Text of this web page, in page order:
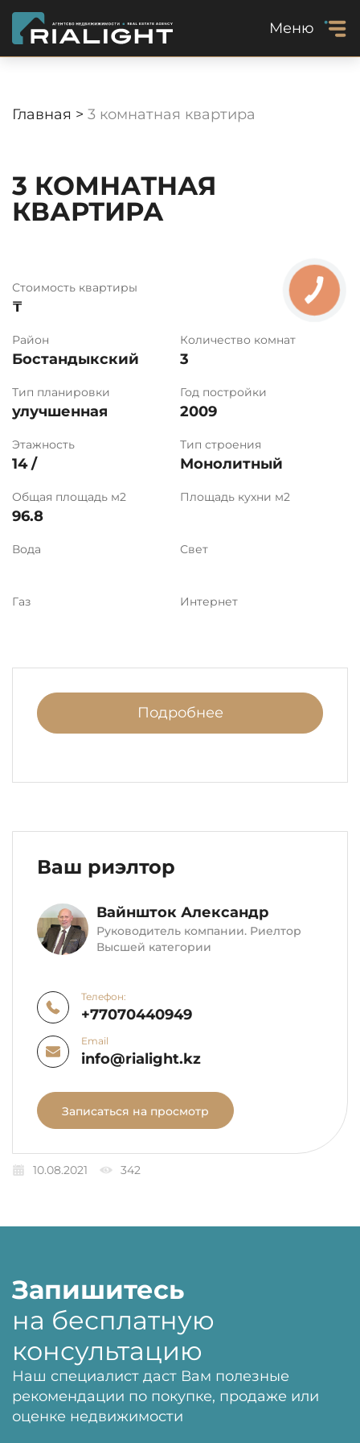
Меню
Главная > 3 комнатная квартира
3 КОМНАТНАЯ
КВАРТИРА
Стоимость квартиры
₸
Район
Бостандыкский
Количество комнат
3
Тип планировки
улучшенная
Год постройки
2009
Этажность
14 /
Тип строения
Монолитный
Общая площадь м2
96.8
Площадь кухни м2
Вода Свет
Газ Интернет
Подробнее
Ваш риэлтор
Вайншток Александр
Руководитель компании. Риелтор
Высшей категории
Телефон:
+77070440949
Email
info@rialight.kz
Записаться на просмотр
10.08.2021 342
Запишитесь
на бесплатную
консультацию
Наш специалист даст Вам полезные
рекомендации по покупке, продаже или
оценке недвижимости